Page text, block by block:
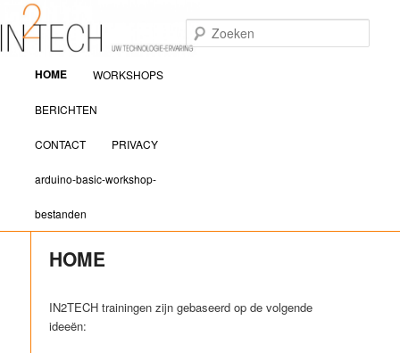
IN2TECH
Hoofdmenu
Spring naar de primaire inhoud
Spring naar de secundaire inhoud
HOME WORKSHOPS
BERICHTEN
CONTACT PRIVACY
arduino-basic-workshop-
bestanden
HOME
IN2TECH trainingen zijn gebaseerd op de volgende
ideeën: